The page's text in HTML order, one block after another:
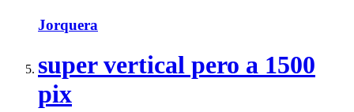
Jorquera
super vertical pero a 1500
pix